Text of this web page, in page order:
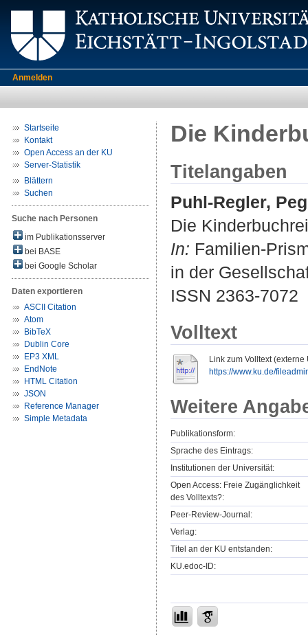
Anmelden
Startseite
Kontakt
Open Access an der KU
Server-Statistik
Blättern
Suchen
Suche nach Personen
im Publikationsserver
bei BASE
bei Google Scholar
Daten exportieren
ASCII Citation
Atom
BibTeX
Dublin Core
EP3 XML
EndNote
HTML Citation
JSON
Reference Manager
Simple Metadata
Die
Titelangaben
Puhl-Regler,
Die
In: Familien-
in der
ISSN 2363-7072
Volltext
Link zum Volltext (externe
https://www.ku.de/
Weitere
Publikationsform:
Sprache des Eintrags:
Institutionen der Universität:
Open Access: Freie Zugänglichkeit
des Volltexts?:
Peer-Review-Journal:
Verlag:
Titel an der KU entstanden:
KU.edoc-ID: